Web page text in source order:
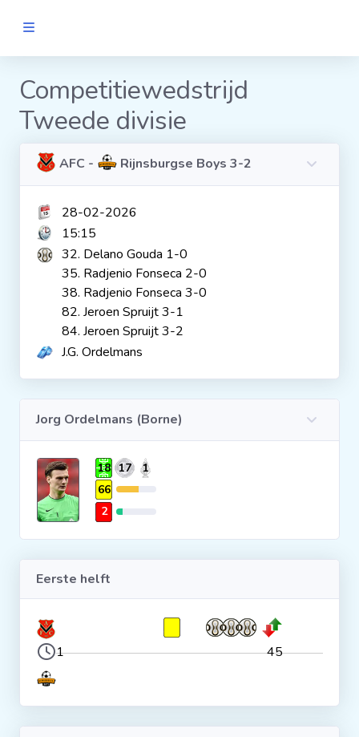
Clubs
Wedstrijden
Statistieken
Voetbalpiramide
VROUWEN
Clubs
Statistieken
Overige links
Competitiewedstrijd
Tweede divisie
AFC - Rijnsburgse Boys 3-2
28-02-2026
15:15
32. Delano Gouda 1-0
35. Radjenio Fonseca 2-0
38. Radjenio Fonseca 3-0
82. Jeroen Spruijt 3-1
84. Jeroen Spruijt 3-2
J.G. Ordelmans
Jorg Ordelmans (Borne)
18 17
1
66
2
Eerste helft
1 45